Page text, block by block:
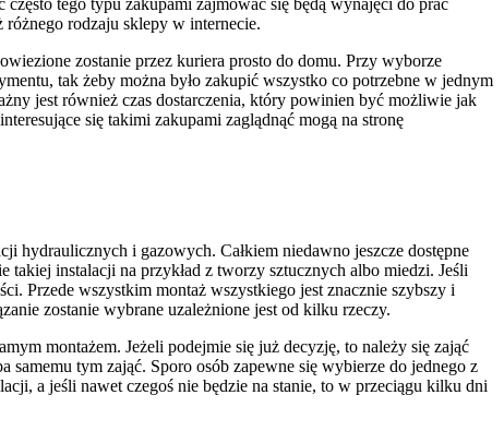
rodzaju sklepy w internecie.
zostanie przez kuriera prosto do domu. Przy wyborze
tak żeby można było zakupić wszystko co potrzebne w jednym
jest również czas dostarczenia, który powinien być możliwie jak
się takimi zakupami zaglądnąć mogą na stronę
hydraulicznych i gazowych. Całkiem niedawno jeszcze dostępne
instalacji na przykład z tworzy sztucznych albo miedzi. Jeśli
Przede wszystkim montaż wszystkiego jest znacznie szybszy i
zostanie wybrane uzależnione jest od kilku rzeczy.
montażem. Jeżeli podejmie się już decyzję, to należy się zająć
tym zająć. Sporo osób zapewne się wybierze do jednego z
a jeśli nawet czegoś nie będzie na stanie, to w przeciągu kilku dni